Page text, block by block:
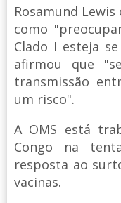
Rosamund
como
Clado I esteja
afirmou que
transmissão
um risco".
A OMS está
Congo na
resposta ao
vacinas.